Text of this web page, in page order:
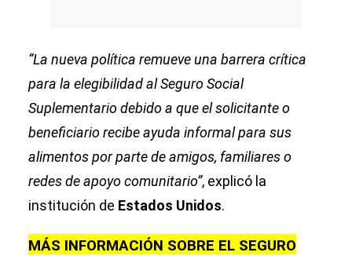
“La nueva política remueve una barrera crítica
para la elegibilidad al Seguro Social
Suplementario debido a que el solicitante o
beneficiario recibe ayuda informal para sus
alimentos por parte de amigos, familiares o
redes de apoyo comunitario”, explicó la
institución de Estados Unidos.
MÁS INFORMACIÓN SOBRE EL SEGURO